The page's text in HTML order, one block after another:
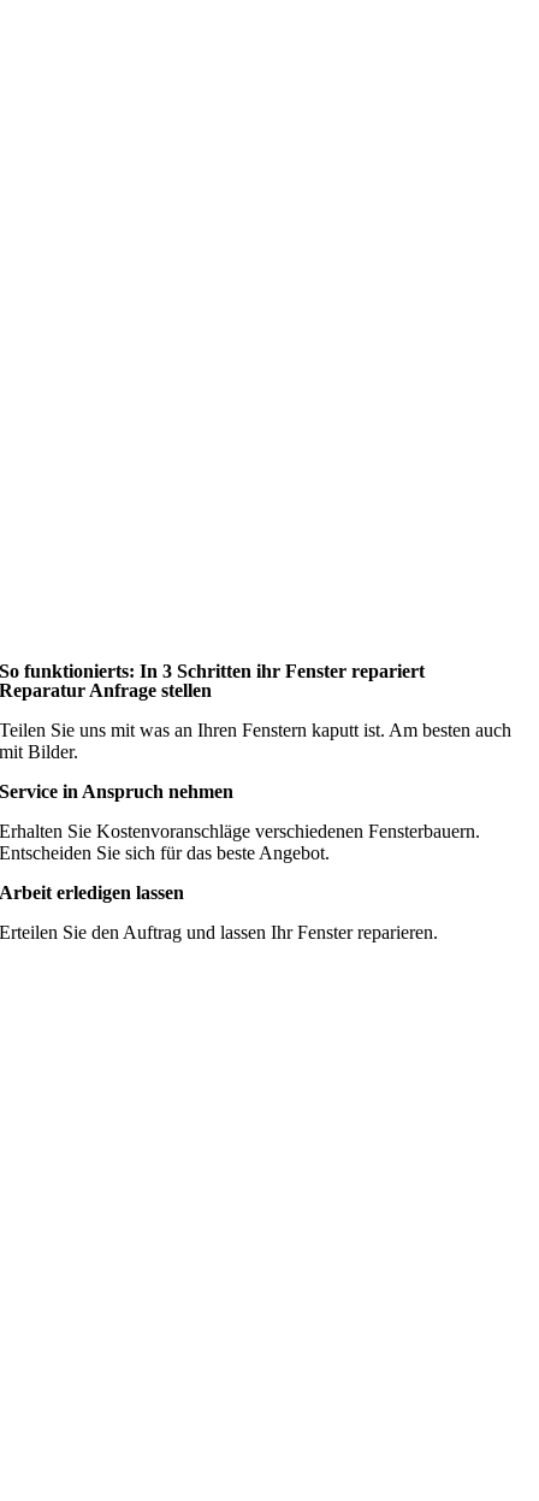
So funktionierts: In 3 Schritten ihr Fenster repariert
Reparatur Anfrage stellen
Teilen Sie uns mit was an Ihren Fenstern kaputt ist. Am besten auch
mit Bilder.
Service in Anspruch nehmen
Erhalten Sie Kostenvoranschläge verschiedenen Fensterbauern.
Entscheiden Sie sich für das beste Angebot.
Arbeit erledigen lassen
Erteilen Sie den Auftrag und lassen Ihr Fenster reparieren.